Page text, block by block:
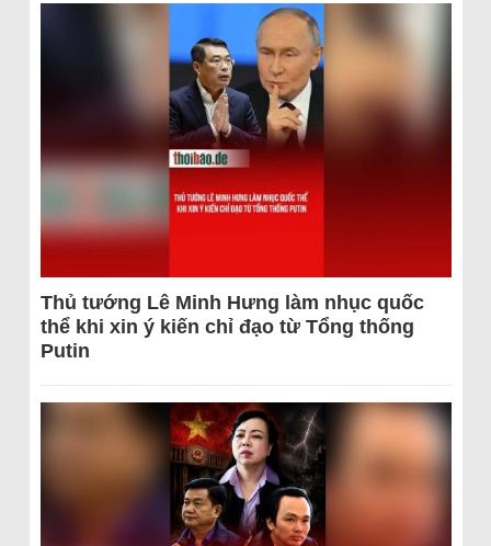
Thủ tướng Lê Minh Hưng làm nhục quốc
thể khi xin ý kiến chỉ đạo từ Tổng thống
Putin